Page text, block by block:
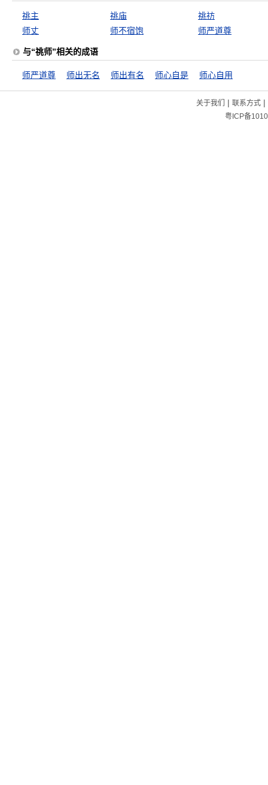
祧主 祧庙
祧祊
师丈
师不宿饱 师严道尊
与“祧师”相关的成语
师严道尊 师出无名 师出有名 师心自是 师心自用
关于我们 | 联系方式|
粤ICP备